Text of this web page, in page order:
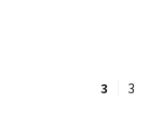
3 3